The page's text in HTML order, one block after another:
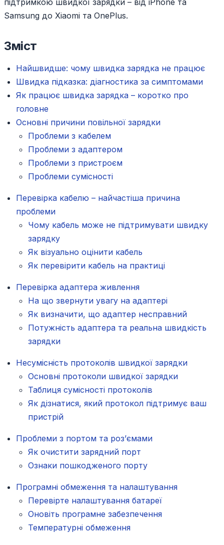
підтримкою швидкої зарядки – від iPhone та
Samsung до Xiaomi та OnePlus.
Зміст
Найшвидше: чому швидка зарядка не працює
Швидка підказка: діагностика за симптомами
Як працює швидка зарядка – коротко про
головне
Основні причини повільної зарядки
Проблеми з кабелем
Проблеми з адаптером
Проблеми з пристроєм
Проблеми сумісності
Перевірка кабелю – найчастіша причина
проблеми
Чому кабель може не підтримувати швидку
зарядку
Як візуально оцінити кабель
Як перевірити кабель на практиці
Перевірка адаптера живлення
На що звернути увагу на адаптері
Як визначити, що адаптер несправний
Потужність адаптера та реальна швидкість
зарядки
Несумісність протоколів швидкої зарядки
Основні протоколи швидкої зарядки
Таблиця сумісності протоколів
Як дізнатися, який протокол підтримує ваш
пристрій
Проблеми з портом та роз’ємами
Як очистити зарядний порт
Ознаки пошкодженого порту
Програмні обмеження та налаштування
Перевірте налаштування батареї
Оновіть програмне забезпечення
Температурні обмеження